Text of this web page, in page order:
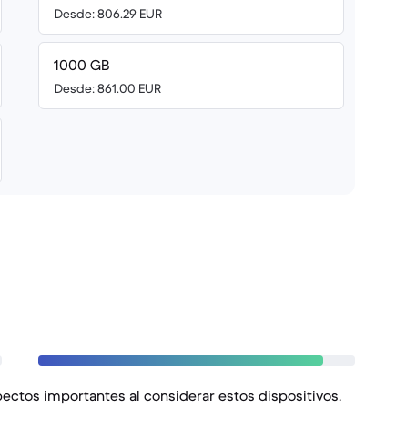
Desde: 806.29 EUR
1000 GB
Desde: 861.00 EUR
importantes al considerar estos dispositivos.